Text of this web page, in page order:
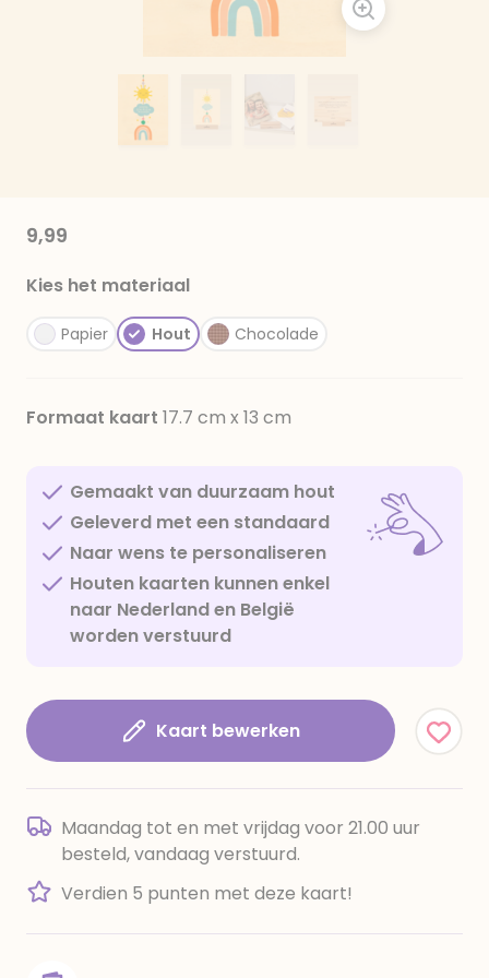
9,99
Kies het materiaal
Papier Hout Chocolade
Formaat kaart 17.7 cm x 13 cm
Gemaakt van duurzaam hout
Geleverd met een standaard
Naar wens te personaliseren
Houten kaarten kunnen enkel
naar Nederland en België
worden verstuurd
Kaart bewerken
Maandag tot en met vrijdag voor 21.00 uur
besteld, vandaag verstuurd.
Verdien 5 punten met deze kaart!